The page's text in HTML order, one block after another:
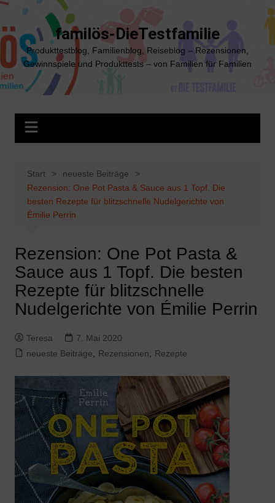
Zum
springen
familös-DieTestfamilie
Produkttestblog, Familienblog, Reiseblog – Rezensionen,
Gewinnspiele und Produkttests – von Familien für Familien
Start
neueste Beiträge
Rezension: One Pot Pasta & Sauce aus 1 Topf. Die
besten Rezepte für blitzschnelle Nudelgerichte von
Émilie Perrin
Rezension: One Pot Pasta &
Sauce aus 1 Topf. Die besten
Rezepte für blitzschnelle
Nudelgerichte von Émilie Perrin
Teresa
7. Mai 2020
neueste Beiträge
Rezensionen Rezepte